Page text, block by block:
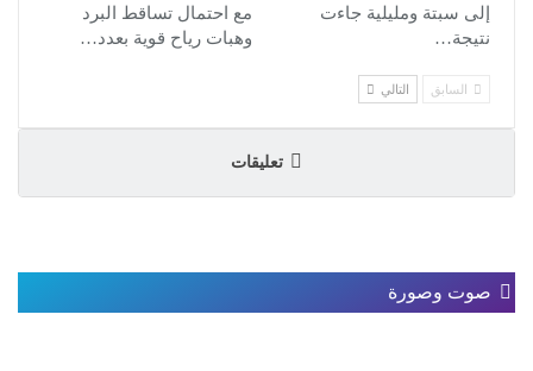
إلى سبتة ومليلية جاءت
نتيجة…
مع احتمال تساقط البرد
وهبات رياح قوية بعدد…
السابق التالي
تعليقات
صوت وصورة